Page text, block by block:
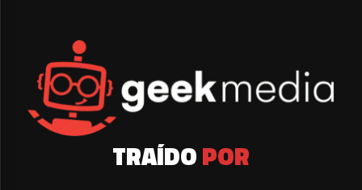
TRAÍDOPOR